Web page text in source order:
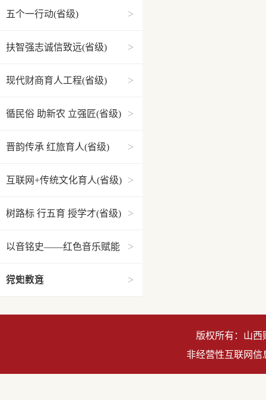
五个一行动(省级) >
扶智强志诚信致远(省级) >
现代财商育人工程(省级) >
循民俗 助新农 立强匠(省级) >
晋韵传承 红旅育人(省级) >
互联网+传统文化育人(省级) >
树路标 行五育 授学才(省级) >
以音铭史——红色音乐赋能
党史教育
>
行知致远 >
版权所有：山
非经营性互联网信